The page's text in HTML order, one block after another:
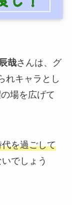
哉さんは、グ
れキャラとし
場を広げて
を過ごして
でしょう